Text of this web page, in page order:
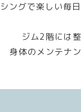
ングで楽しい毎
ジム2階には
身体のメンテナ